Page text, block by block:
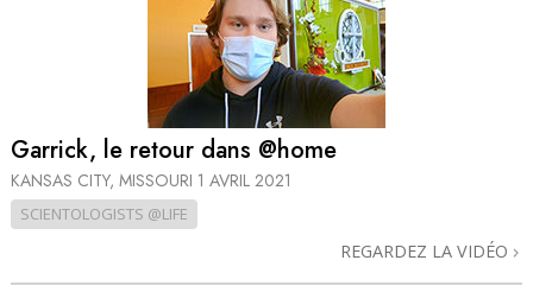
Garrick, le retour dans @home
KANSAS CITY, MISSOURI 1 AVRIL 2021
SCIENTOLOGISTS @LIFE
REGARDEZ LA VIDÉO